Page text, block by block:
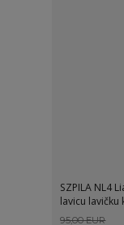
SZPILA NL4
lavicu lavičku
95,00 EUR